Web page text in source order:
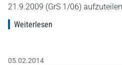
21.9.2009 (GrS 1/06)
Weiterlesen
05.02.2014